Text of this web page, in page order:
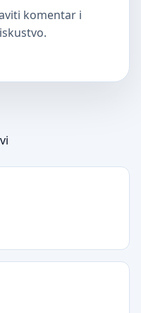
komentar i